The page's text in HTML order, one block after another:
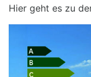
Hier geht es zu